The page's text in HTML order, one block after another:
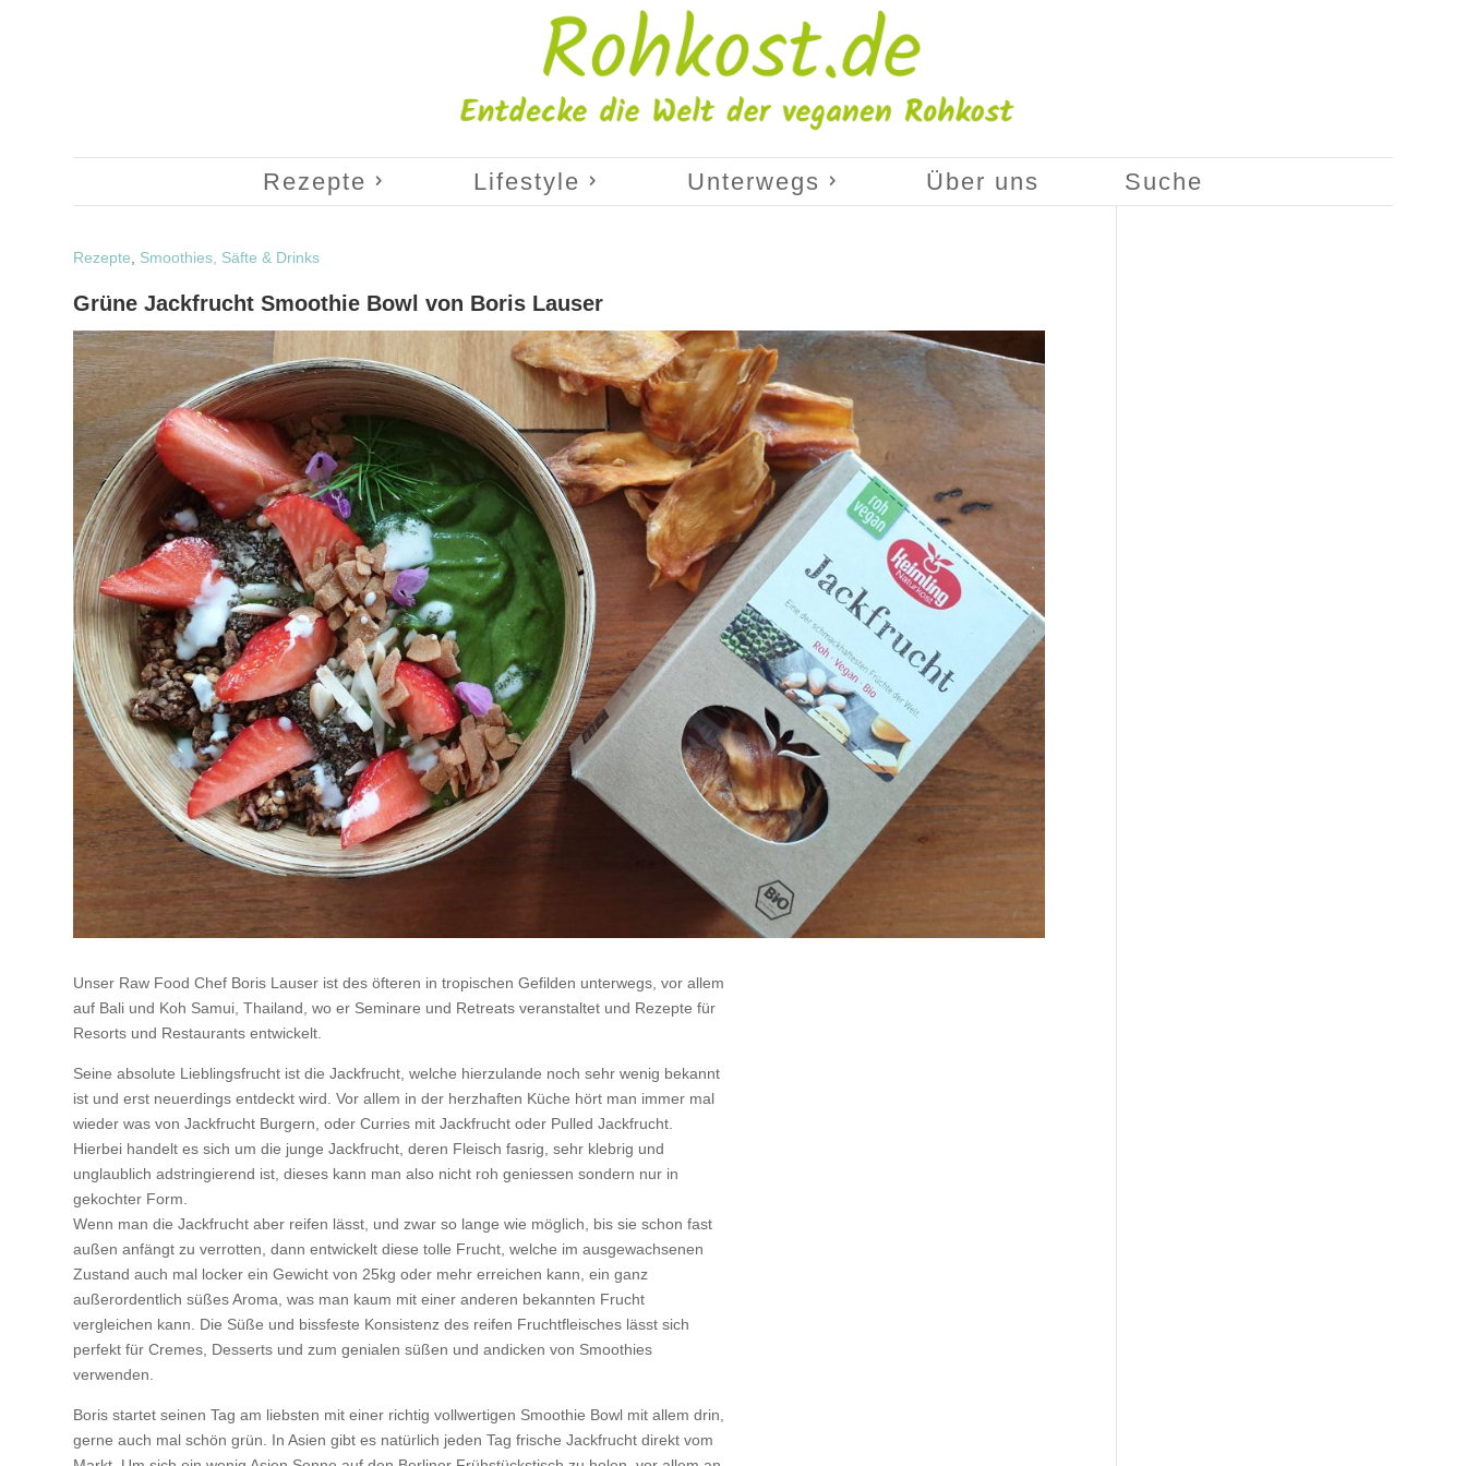
Rezepte Lifestyle Unterwegs Über uns Suche
Rezepte Smoothies, Säfte & Drinks
Grüne Jackfrucht Smoothie Bowl von Boris Lauser
Unser Raw Food Chef Boris Lauser ist des öfteren in tropischen Gefilden unterwegs, vor allem
auf Bali und Koh Samui, Thailand, wo er Seminare und Retreats veranstaltet und Rezepte für
Resorts und Restaurants entwickelt.
Seine absolute Lieblingsfrucht ist die Jackfrucht, welche hierzulande noch sehr wenig bekannt
ist und erst neuerdings entdeckt wird. Vor allem in der herzhaften Küche hört man immer mal
wieder was von Jackfrucht Burgern, oder Curries mit Jackfrucht oder Pulled Jackfrucht.
Hierbei handelt es sich um die junge Jackfrucht, deren Fleisch fasrig, sehr klebrig und
unglaublich adstringierend ist, dieses kann man also nicht roh geniessen sondern nur in
gekochter Form.
Wenn man die Jackfrucht aber reifen lässt, und zwar so lange wie möglich, bis sie schon fast
außen anfängt zu verrotten, dann entwickelt diese tolle Frucht, welche im ausgewachsenen
Zustand auch mal locker ein Gewicht von 25kg oder mehr erreichen kann, ein ganz
außerordentlich süßes Aroma, was man kaum mit einer anderen bekannten Frucht
vergleichen kann. Die Süße und bissfeste Konsistenz des reifen Fruchtfleisches lässt sich
perfekt für Cremes, Desserts und zum genialen süßen und andicken von Smoothies
verwenden.
Boris startet seinen Tag am liebsten mit einer richtig vollwertigen Smoothie Bowl mit allem drin,
gerne auch mal schön grün. In Asien gibt es natürlich jeden Tag frische Jackfrucht direkt vom